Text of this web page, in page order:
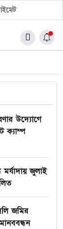
ক্যাম্প ২০২৬’
উদ্যোগে
ক্যাম্প
জুলাই
জমির